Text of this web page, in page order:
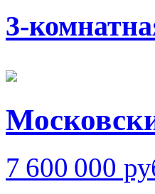
3-
7 600 000